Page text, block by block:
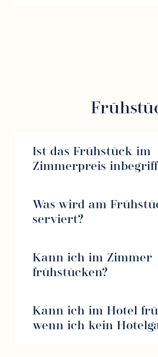
Ist das Frühstück im
Zimmerpreis
Was wird am
serviert?
Kann ich im Zimmer
frühstücken?
Kann ich im Hotel
wenn ich kein